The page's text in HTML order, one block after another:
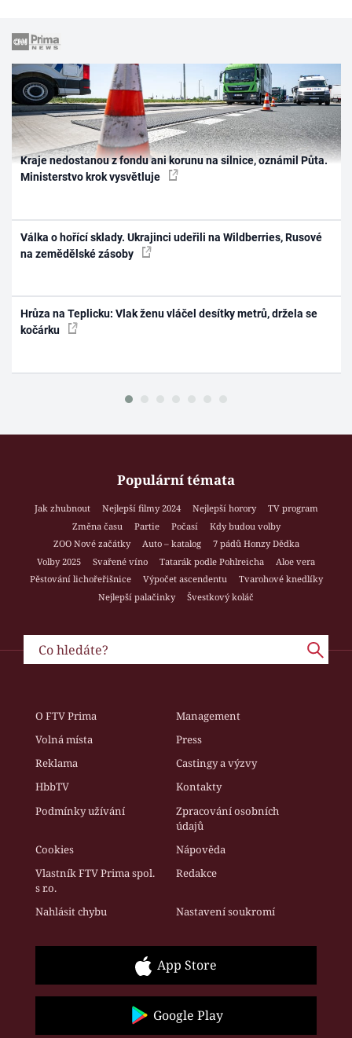
Kraje nedostanou z fondu ani korunu na silnice, oznámil Půta.
Ministerstvo krok vysvětluje
Válka o hořící sklady. Ukrajinci udeřili na Wildberries, Rusové
na zemědělské zásoby
Hrůza na Teplicku: Vlak ženu vláčel desítky metrů, držela se
kočárku
Populární témata
Jak zhubnout Nejlepší filmy 2024 Nejlepší horory
TV program
Změna času
Partie Počasí
Kdy budou volby
ZOO Nové začátky
Auto – katalog
7 pádů Honzy Dědka
Volby 2025
Svařené víno Tatarák podle Pohlreicha
Aloe vera
Pěstování lichořeřišnice
Výpočet ascendentu
Tvarohové knedlíky
Nejlepší palačinky
Švestkový koláč
O FTV Prima
Management
Volná místa
Press
Reklama
Castingy a výzvy
HbbTV
Kontakty
Podmínky užívání
Zpracování osobních
údajů
Cookies
Nápověda
Vlastník FTV Prima spol.
s r.o.
Redakce
Nahlásit chybu Nastavení soukromí
App Store
Google Play